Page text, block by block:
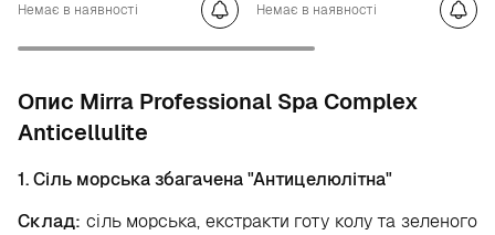
Немає в наявності Немає в наявності
Опис Mirra Professional Spa Complex
Anticellulite
1. Сіль морська збагачена "Антицелюлітна"
Склад: сіль морська, екстракти готу колу та зеленого